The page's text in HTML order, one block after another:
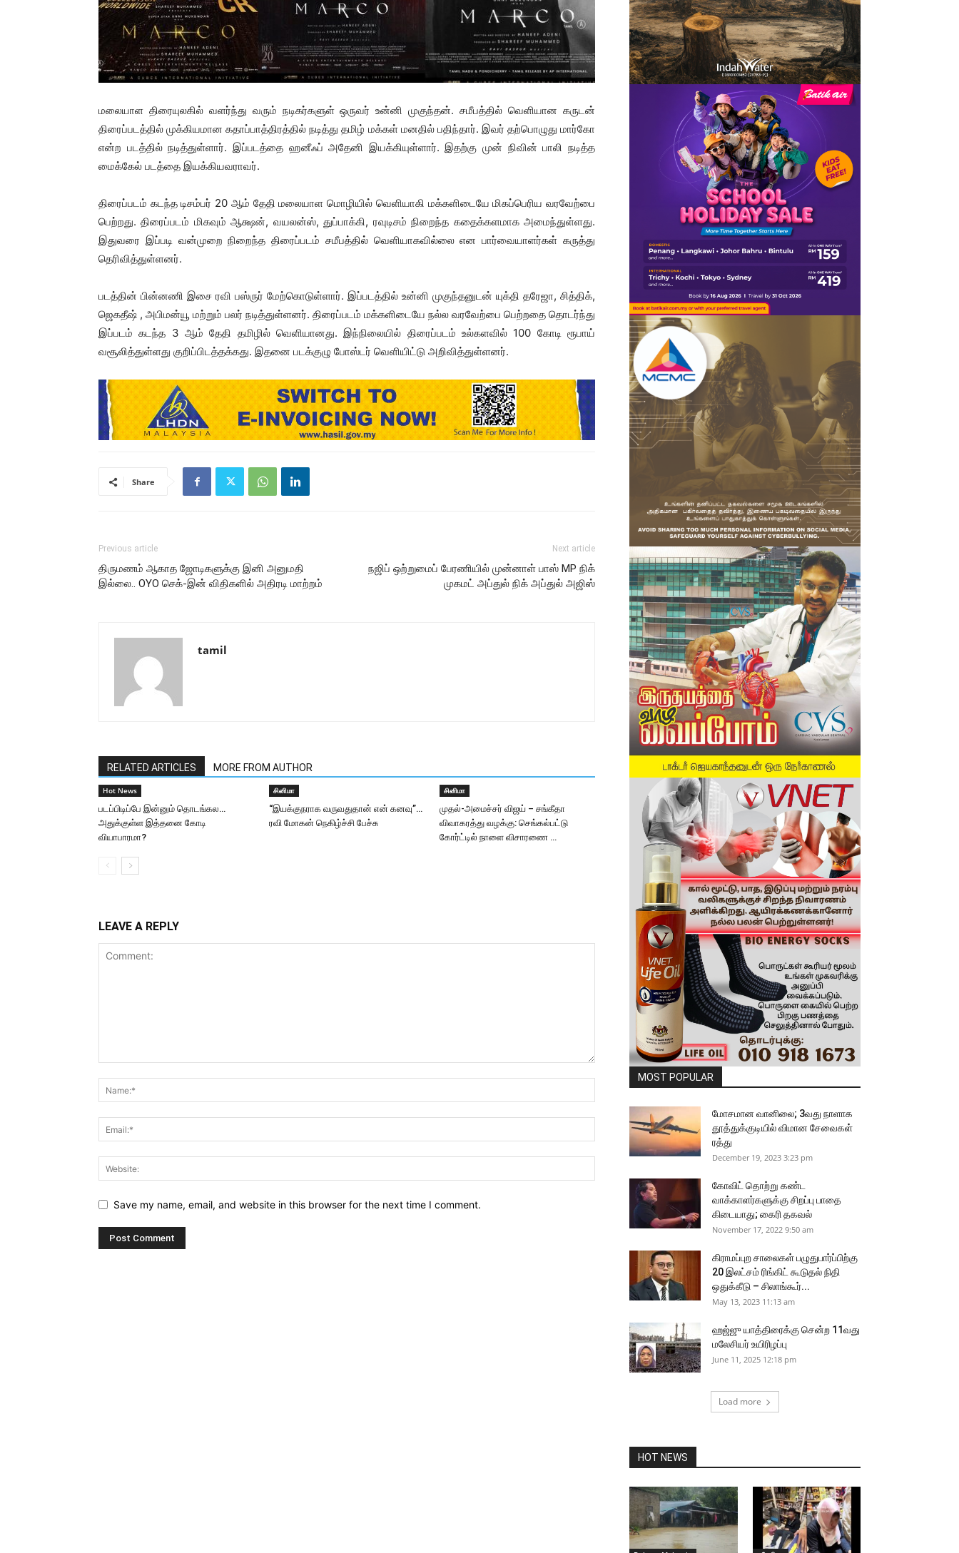
மலையாள திரையுலகில் வளர்ந்து வரும் நடிகர்களுள் ஒருவர் உன்னி முகுந்தன். சமீபத்தில் வெளியான கருடன்
திரைப்படத்தில் முக்கியமான கதாப்பாத்திரத்தில் நடித்து தமிழ் மக்கள் மனதில் பதிந்தார். இவர் தற்பொழுது மார்கோ
என்ற படத்தில் நடித்துள்ளார். இப்படத்தை ஹனீஃப் அதேனி இயக்கியுள்ளார். இதற்கு முன் நிவின் பாலி நடித்த
மைக்கேல் படத்தை இயக்கியவராவர்.
திரைப்படம் கடந்த டிசம்பர் 20 ஆம் தேதி மலையாள மொழியில் வெளியாகி மக்களிடையே மிகப்பெரிய வரவேற்பை
பெற்றது. திரைப்படம் மிகவும் ஆக்ஷன், வயலன்ஸ், துப்பாக்கி, ரவுடிசம் நிறைந்த கதைக்களமாக அமைந்துள்ளது.
இதுவரை இப்படி வன்முறை நிறைந்த திரைப்படம் சமீபத்தில் வெளியாகவில்லை என பார்வையாளர்கள் கருத்து
தெரிவித்துள்ளனர்.
படத்தின் பின்னணி இசை ரவி பஸ்ருர் மேற்கொடுள்ளார். இப்படத்தில் உன்னி முகுந்தனுடன் யுக்தி தரேஜா, சித்திக்,
ஜெகதீஷ் , அபிமன்யூ மற்றும் பலர் நடித்துள்ளனர். திரைப்படம் மக்களிடையே நல்ல வரவேற்பை பெற்றதை தொடர்ந்து
இப்படம் கடந்த 3 ஆம் தேதி தமிழில் வெளியானது. இந்நிலையில் திரைப்படம் உல்களவில் 100 கோடி ரூபாய்
வசூலித்துள்ளது குறிப்பிடத்தக்கது. இதனை படக்குழு போஸ்டர் வெளியிட்டு அறிவித்துள்ளனர்.
Share
Previous article
திருமணம் ஆகாத ஜோடிகளுக்கு இனி அனுமதி
இல்லை.. OYO செக்-இன் விதிகளில் அதிரடி மாற்றம்
Next article
நஜிப் ஒற்றுமைப் பேரணியில் முன்னாள் பாஸ் MP நிக்
முகமட் அப்துல் நிக் அப்துல் அஜிஸ்
tamil
RELATED ARTICLES MORE FROM AUTHOR
Hot News
படப்பிடிப்பே இன்னும் தொடங்கல…
அதுக்குள்ள இத்தனை கோடி
வியாபாரமா?
சினிமா
“இயக்குநராக வருவதுதான் என் கனவு”…
ரவி மோகன் நெகிழ்ச்சி பேச்சு
சினிமா
முதல்-அமைச்சர் விஜய் – சங்கீதா
விவாகரத்து வழக்கு: செங்கல்பட்டு
கோர்ட்டில் நாளை விசாரணை …
LEAVE A REPLY
Save my name, email, and website in this browser for the next time I comment.
MOST POPULAR
மோசமான வானிலை; 3வது நாளாக
தூத்துக்குடியில் விமான சேவைகள்
ரத்து
December 19, 2023 3:23 pm
கோவிட் தொற்று கண்ட
வாக்காளர்களுக்கு சிறப்பு பாதை
கிடையாது; கைரி தகவல்
November 17, 2022 9:50 am
கிராமப்புற சாலைகள் பழுதுபார்ப்பிற்கு
20 இலட்சம் ரிங்கிட் கூடுதல் நிதி
ஒதுக்கீடு – சிலாங்கூர்...
May 13, 2023 11:13 am
ஹஜ்ஜு யாத்திரைக்கு சென்ற 11வது
மலேசியர் உயிரிழப்பு
June 11, 2025 12:18 pm
Load more
HOT NEWS